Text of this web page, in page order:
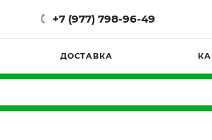
+7 (977) 798-96-49
ДОСТАВКА